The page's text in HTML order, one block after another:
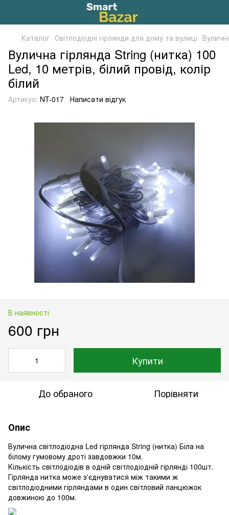
Каталог Світлодіодні гірлянди для дому та вулиці
Вулична гірлянда String (нитка) 100
Led, 10 метрів, білий провід, колір
білий
Артикул: NT-017 Написати відгук
В наявності
600 грн
Купити
До обраного Порівняти
Опис
Вулична світлодіодна Led гірлянда String (нитка) Біла на
білому гумовому дроті завдовжки 10м.
Кількість світлодіодів в одній світлодіодній гірлянді 100шт.
Гірлянда нитка може з'єднуватися між такими ж
світлодіодними гірляндами в один світловий ланцюжок
довжиною до 100м.